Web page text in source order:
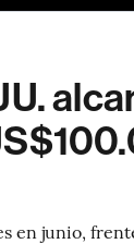
en junio,